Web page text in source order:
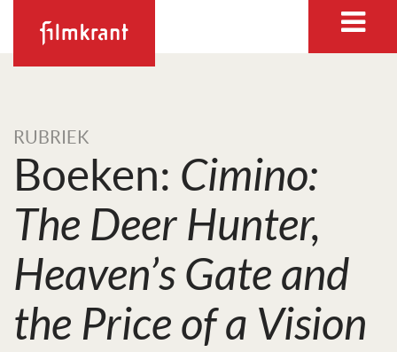
RUBRIEK
Boeken: Cimino:
The Deer Hunter,
Heaven’s Gate and
the Price of a Vision